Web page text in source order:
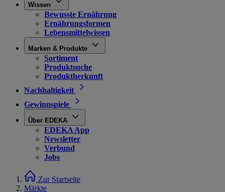
Wissen
Bewusste Ernährung
Ernährungsformen
Lebensmittelwissen
Marken & Produkte
Sortiment
Produktsuche
Produktherkunft
Nachhaltigkeit
Gewinnspiele
Über EDEKA
EDEKA App
Newsletter
Verbund
Jobs
Zur Startseite
Märkte